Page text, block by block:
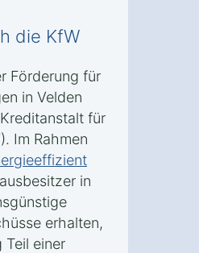
die KfW
Förderung für
in Velden
für
Im Rahmen
in
erhalten,
Teil einer